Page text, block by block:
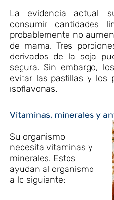
La evidencia actual
consumir cantidades
probablemente no
de mama. Tres
derivados de la soja
segura. Sin embargo,
evitar las pastillas y los
isoflavonas.
Vitaminas, minerales y
Su organismo
necesita vitaminas y
minerales. Estos
ayudan al organismo
a lo siguiente: